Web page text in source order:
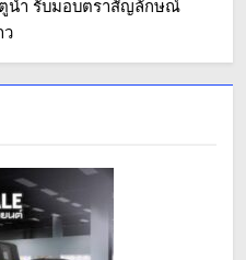
ตูน้ำ รับมอบตราสัญลักษณ์
ว